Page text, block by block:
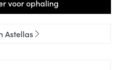
voor ophaling
Astellas